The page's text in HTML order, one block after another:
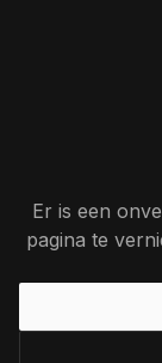
Er is een
pagina te